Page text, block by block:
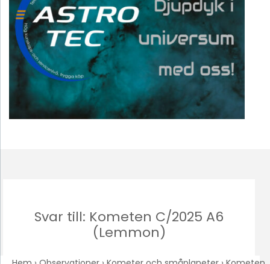
Svar till: Kometen C/2025 A6
(Lemmon)